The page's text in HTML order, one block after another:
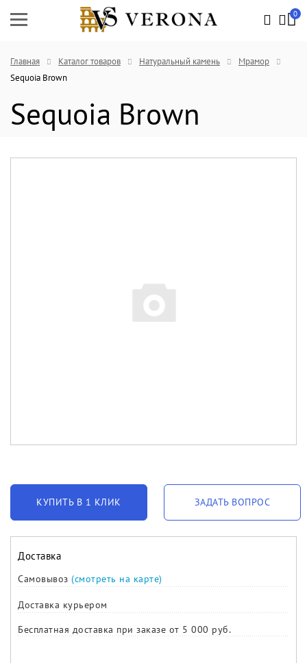
0
Главная Каталог товаров Натуральный камень
Мрамор
Sequoia Brown
Sequoia Brown
КУПИТЬ В 1 КЛИК ЗАДАТЬ ВОПРОС
Доставка
Самовывоз (смотреть на карте)
Доставка курьером
Бесплатная доставка при заказе от 5 000 руб.